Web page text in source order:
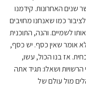
בעשר שנים האחרונות. קידמנו
כמו שאנחנו מחויבים
לשמיים. והנה, התוכנית
אומר שאין כסף. יש כסף,
אז בנו הכול, עשו,
הרשויות ושאלו: תגיד אתה
מול עולם של